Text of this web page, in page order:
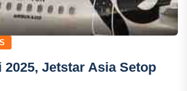
2025, Jetstar Asia Setop